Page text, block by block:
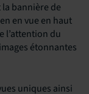
bannière de
en vue en haut
l’attention du
étonnantes
uniques ainsi